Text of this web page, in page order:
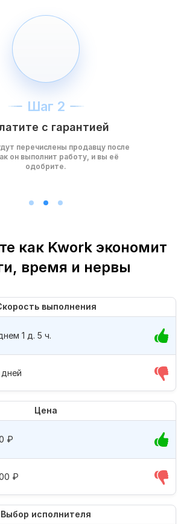
Шаг 2
с гарантией
перечислены продавцу после
он выполнит работу, и вы её
одобрите.
как Kwork экономит
время и нервы
выполнения
1 д. 5 ч.
Цена
₽
₽
Выбор исполнителя